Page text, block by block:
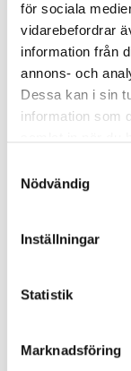
för sociala
vidarebefordrar
information från
annons- och
Dessa kan i sin
information som
Nödvändig
Inställningar
Statistik
Marknadsföring
Med en
köpen
ett kvitto